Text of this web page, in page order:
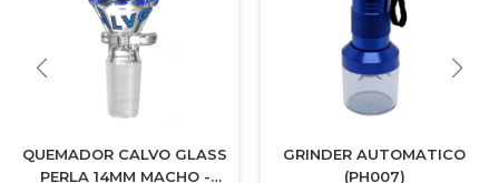
QUEMADOR CALVO GLASS
PERLA 14MM MACHO -
GRINDER AUTOMATICO
(PH007)